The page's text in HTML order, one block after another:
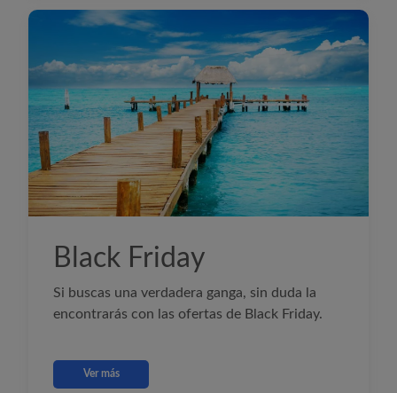
Bl ack Friday
Si buscas una verdadera ganga, sin duda la
encontrarás con las ofertas de Black Friday.
Ver más